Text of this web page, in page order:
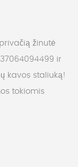
žinutė
ir
kavos staliuką!
tokiomis